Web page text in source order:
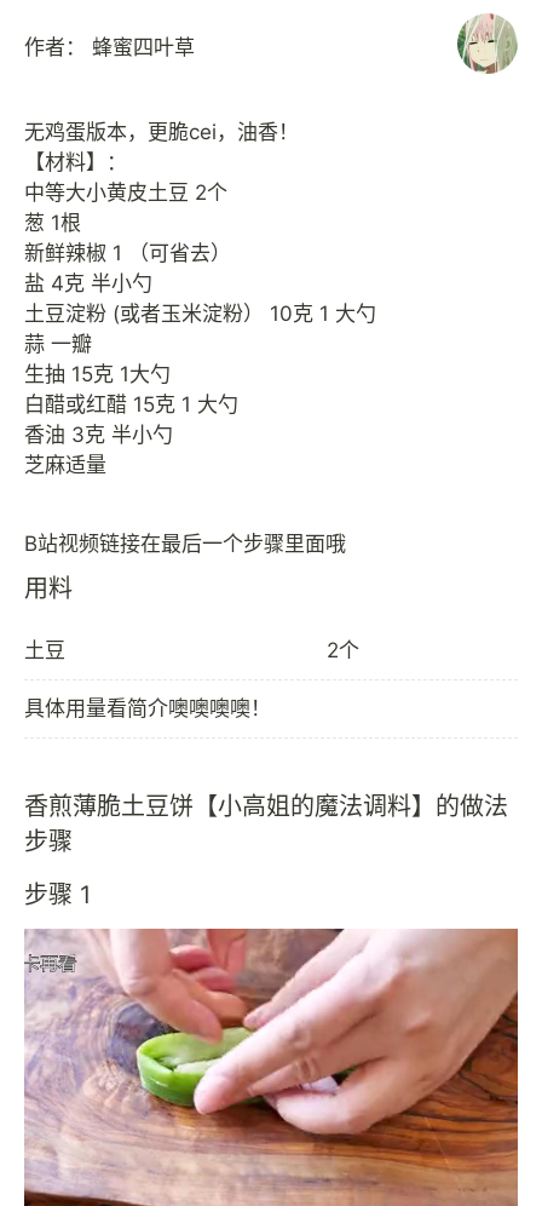
作者： 蜂蜜四叶草
无鸡蛋版本，更脆cei，油香！
【材料】：
中等大小黄皮土豆 2个
葱 1根
新鲜辣椒 1 （可省去）
盐 4克 半小勺
土豆淀粉 (或者玉米淀粉） 10克 1 大勺
蒜 一瓣
生抽 15克 1大勺
白醋或红醋 15克 1 大勺
香油 3克 半小勺
芝麻适量
用料
土豆 2个
具体用量看简介噢噢噢噢！
香煎薄脆土豆饼【小高姐的魔法调料】的做法
步骤
步骤 1